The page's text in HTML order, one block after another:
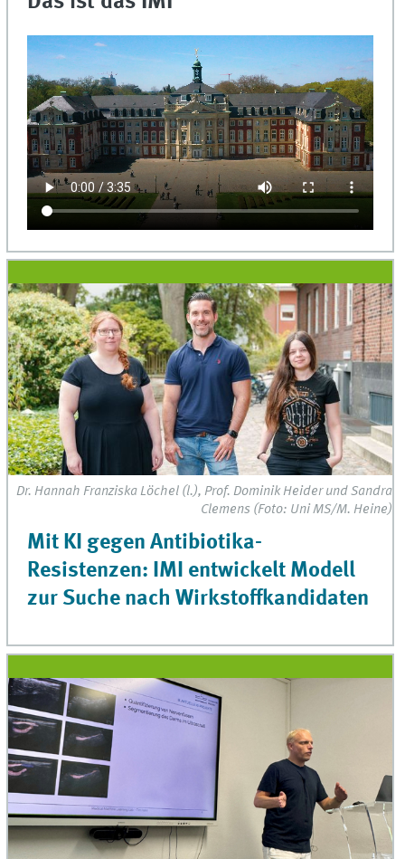
Dr. Hannah Franziska Löchel (l.), Prof. Dominik Heider und Sandra
Clemens (Foto: Uni MS/M. Heine)
Mit KI gegen Antibiotika-
Resistenzen: IMI entwickelt Modell
zur Suche nach Wirkstoffkandidaten